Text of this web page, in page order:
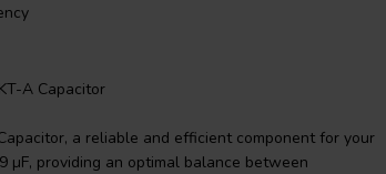
A Capacitor
a reliable and efficient component for your
µF, providing an optimal balance between